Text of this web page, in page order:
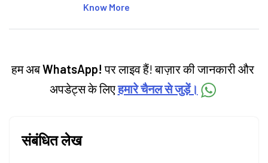
articles on the stock market, IPO, economy,
categories.
Know More
हम अबWhatsApp! पर लाइव हैं! बाज़ार की जानकारी और
अपडेट्स के लिएहमारे चैनल से जुड़ें।
संबंधित लेख